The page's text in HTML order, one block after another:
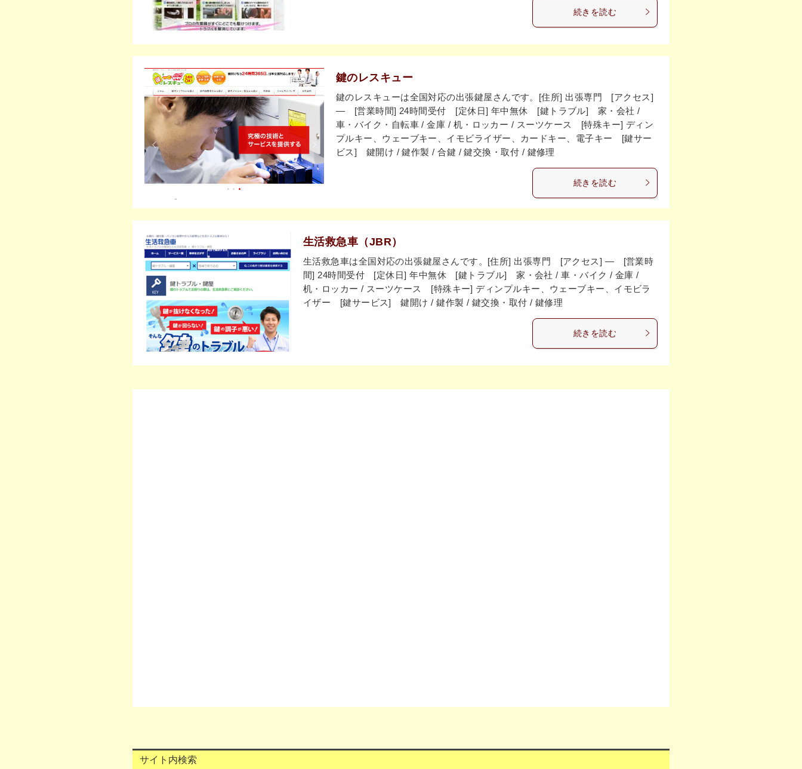
続きを読む
鍵のレスキュー
鍵のレスキューは全国対応の出張鍵屋さんです。[住所] 出張専門 [アクセス]
― [営業時間] 24時間受付 [定休日] 年中無休 [鍵トラブル] 家・会社 /
車・バイク・自転車 / 金庫 / 机・ロッカー / スーツケース [特殊キー] ディン
プルキー、ウェーブキー、イモビライザー、カードキー、電子キー [鍵サー
ビス] 鍵開け / 鍵作製 / 合鍵 / 鍵交換・取付 / 鍵修理
続きを読む
生活救急車（JBR）
生活救急車は全国対応の出張鍵屋さんです。[住所] 出張専門 [アクセス] ― [営業時
間] 24時間受付 [定休日] 年中無休 [鍵トラブル] 家・会社 / 車・バイク / 金庫 /
机・ロッカー / スーツケース [特殊キー] ディンプルキー、ウェーブキー、イモビラ
イザー [鍵サービス] 鍵開け / 鍵作製 / 鍵交換・取付 / 鍵修理
続きを読む
サイト内検索